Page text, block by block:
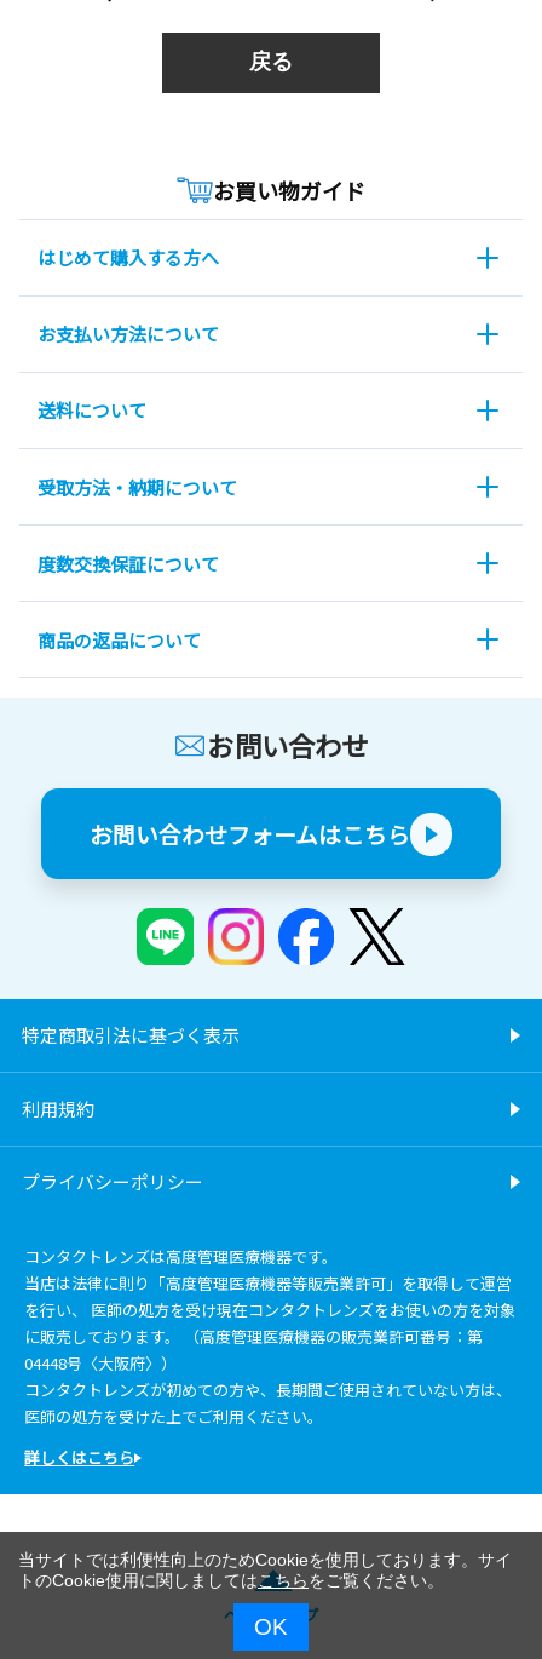
戻る
お買い物ガイド
はじめて購入する方へ
お支払い方法について
送料について
受取方法・納期について
度数交換保証について
商品の返品について
お問い合わせ
お問い合わせフォームはこちら
特定商取引法に基づく表示
利用規約
プライバシーポリシー
コンタクトレンズは高度管理医療機器です。
当店は法律に則り「高度管理医療機器等販売業許可」を取得して運営
を行い、 医師の処方を受け現在コンタクトレンズをお使いの方を対象
に販売しております。 （高度管理医療機器の販売業許可番号：第
04448号〈大阪府〉）
コンタクトレンズが初めての方や、長期間ご使用されていない方は、
医師の処方を受けた上でご利用ください。
詳しくはこちら
ページトップ
当サイトでは利便性向上のためCookieを使用しております。サイ
トのCookie使用に関しましてはこちらをご覧ください。
OK